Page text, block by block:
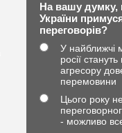
На вашу думку,
України
переговорів?
У найближчі
росії
агресору
перемовини
Цього року
- можливо